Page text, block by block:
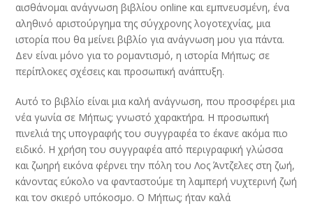
αισθάνομαι ανάγνωση βιβλίου online και εμπνευσμένη, ένα
αληθινό αριστούργημα της σύγχρονης λογοτεχνίας, μια
ιστορία που θα μείνει βιβλίο για ανάγνωση μου για πάντα.
Δεν είναι μόνο για το ρομαντισμό, η ιστορία Μήπως; σε
περίπλοκες σχέσεις και προσωπική ανάπτυξη.
Αυτό το βιβλίο είναι μια καλή ανάγνωση, που προσφέρει μια
νέα γωνία σε Μήπως; γνωστό χαρακτήρα. Η προσωπική
πινελιά της υπογραφής του συγγραφέα το έκανε ακόμα πιο
ειδικό. Η χρήση του συγγραφέα από περιγραφική γλώσσα
και ζωηρή εικόνα φέρνει την πόλη του Λος Άντζελες στη ζωή,
κάνοντας εύκολο να φανταστούμε τη λαμπερή νυχτερινή ζωή
και τον σκιερό υπόκοσμο. Ο Μήπως; ήταν καλά